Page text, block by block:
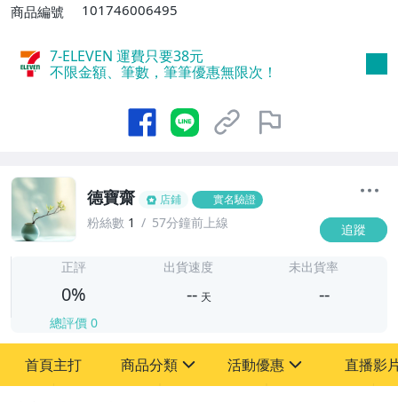
商品編號
101746006495
7-ELEVEN 運費只要38元
不限金額、筆數，筆筆優惠無限次！
德寶齋 店鋪 實名驗證
粉絲數 1 57分鐘前上線 追蹤
-
正評
0%
總評價 0
出貨速度
-- 天
未出貨率
--
首頁主打 商品分類 活動優惠 直播影